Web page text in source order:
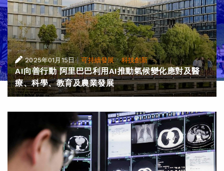
2025年01月15日 |可持續發展·科技創新
AI向善行動 阿里巴巴利用AI推動氣候變化應對及醫
療、科學、教育及農業發展